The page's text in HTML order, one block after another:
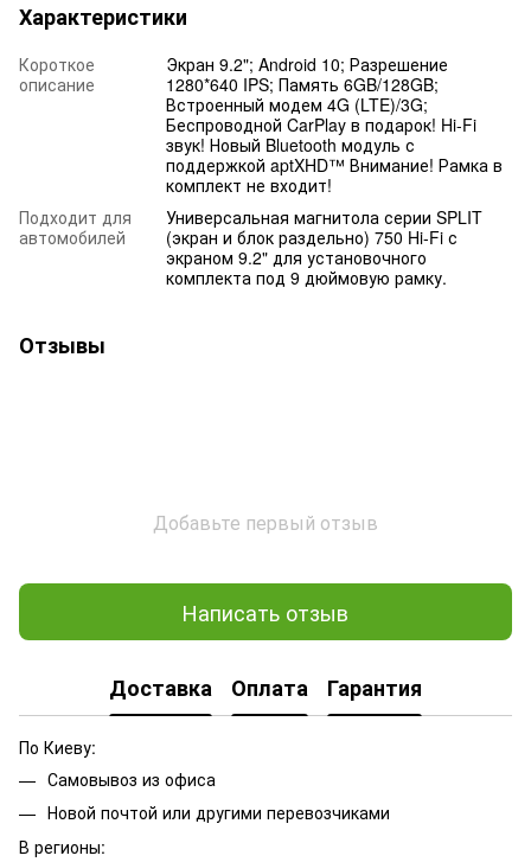
Характеристики
Короткое
описание
Экран 9.2"; Android 10; Разрешение
1280*640 IPS; Память 6GB/128GB;
Встроенный модем 4G (LTE)/3G;
Беспроводной CarPlay в подарок! Hi-Fi
звук! Новый Bluetooth модуль с
поддержкой aptXHD™ Внимание! Рамка в
комплект не входит!
Подходит для
автомобилей
Универсальная магнитола серии SPLIT
(экран и блок раздельно) 750 Hi-Fi с
экраном 9.2" для установочного
комплекта под 9 дюймовую рамку.
Отзывы
Добавьте первый отзыв
Написать отзыв
Доставка Оплата Гарантия
По Киеву:
Самовывоз из офиса
Новой почтой или другими перевозчиками
В регионы: